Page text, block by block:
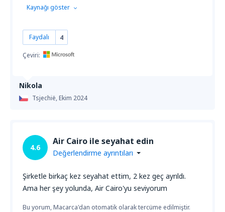
Nikola
Tsjechië,Ekim 2024
Kaynağı göster
Faydalı 4
Çeviri:
4.6
Air Cairo ile seyahat edin
Değerlendirme ayrıntıları
Şirketle birkaç kez seyahat ettim, 2 kez geç ayrıldı.
Ama her şey yolunda, Air Cairo'yu seviyorum
Bu yorum, Macarca'dan otomatik olarak tercüme edilmiştir.